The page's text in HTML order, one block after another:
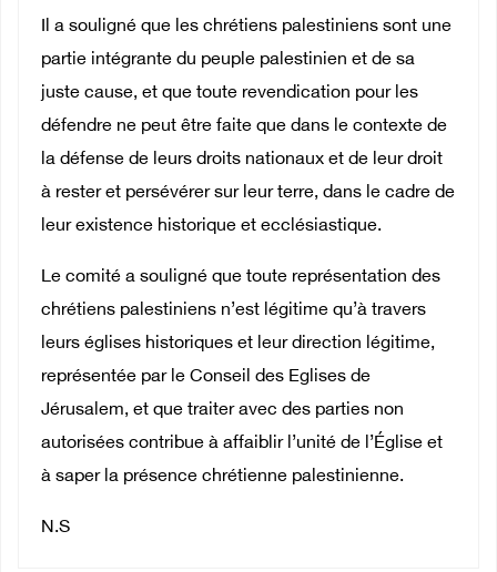
Il a souligné que les chrétiens palestiniens sont une
partie intégrante du peuple palestinien et de sa
juste cause, et que toute revendication pour les
défendre ne peut être faite que dans le contexte de
la défense de leurs droits nationaux et de leur droit
à rester et persévérer sur leur terre, dans le cadre de
leur existence historique et ecclésiastique.
Le comité a souligné que toute représentation des
chrétiens palestiniens n’est légitime qu’à travers
leurs églises historiques et leur direction légitime,
représentée par le Conseil des Eglises de
Jérusalem, et que traiter avec des parties non
autorisées contribue à affaiblir l’unité de l’Église et
à saper la présence chrétienne palestinienne.
N.S